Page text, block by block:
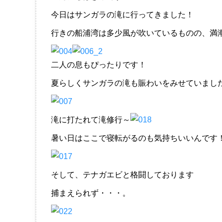
今日はサンガラの滝に行ってきました！
行きの船浦湾は多少風が吹いているものの、満
二人の息もぴったりです！
夏らしくサンガラの滝も賑わいをみせていまし
滝に打たれて滝修行～
暑い日はここで寝転がるのも気持ちいいんです！
そして、テナガエビと格闘しております
捕まえられず・・・。